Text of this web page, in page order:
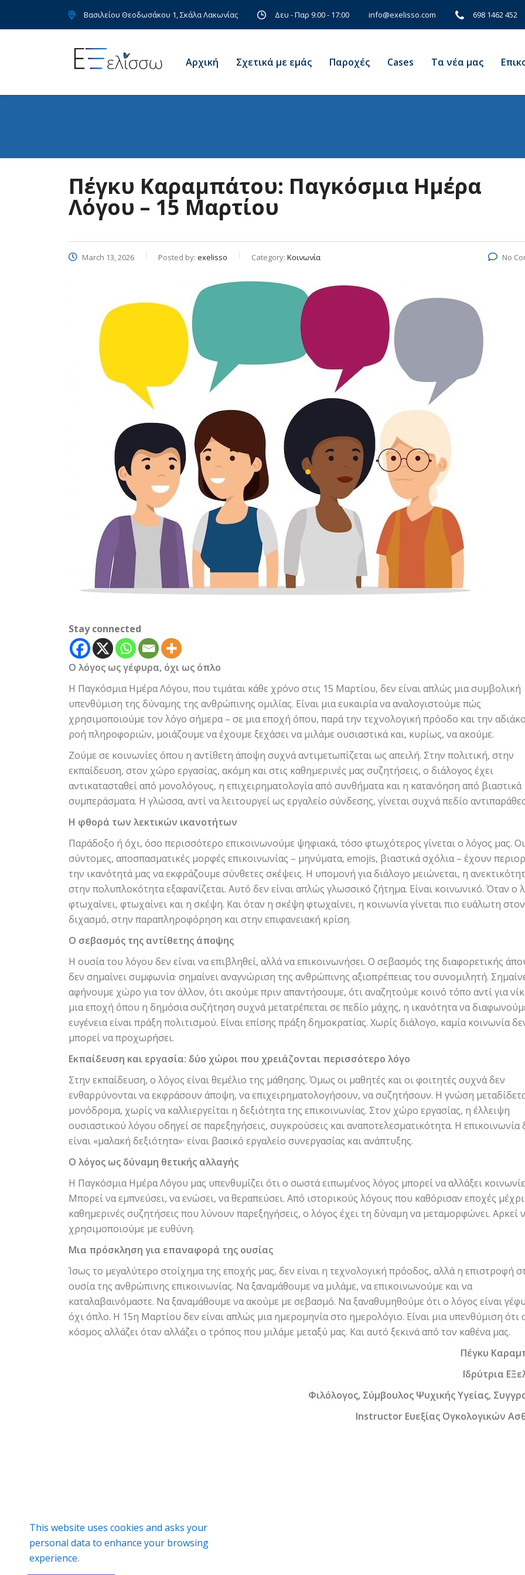
Bασιλείου Θεοδωσάκου 1, Σκάλα Λακωνίας Δευ - Παρ 9:00 - 17:00 info@exelisso.com 698 1462 452
Αρχική Σχετικά με εμάς Παροχές Cases Τα νέα μας
Πέγκυ Καραμπάτου: Παγκόσμια Ημέρα
Λόγου – 15 Μαρτίου
March 13, 2026 Posted by: exelisso Category: Κοινωνία No
Stay connected
Ο λόγος ως γέφυρα, όχι ως όπλο
Η Παγκόσμια Ημέρα Λόγου, που τιμάται κάθε χρόνο στις 15 Μαρτίου, δεν είναι απλώς μια συμβολική
υπενθύμιση της δύναμης της ανθρώπινης ομιλίας. Είναι μια ευκαιρία να αναλογιστούμε πώς
χρησιμοποιούμε τον λόγο σήμερα – σε μια εποχή όπου, παρά την τεχνολογική πρόοδο και την
ροή πληροφοριών, μοιάζουμε να έχουμε ξεχάσει να μιλάμε ουσιαστικά και, κυρίως, να ακούμε.
Ζούμε σε κοινωνίες όπου η αντίθετη άποψη συχνά αντιμετωπίζεται ως απειλή. Στην πολιτική, στην
εκπαίδευση, στον χώρο εργασίας, ακόμη και στις καθημερινές μας συζητήσεις, ο διάλογος έχει
αντικατασταθεί από μονολόγους, η επιχειρηματολογία από συνθήματα και η κατανόηση από βιαστικά
συμπεράσματα. Η γλώσσα, αντί να λειτουργεί ως εργαλείο σύνδεσης, γίνεται συχνά πεδίο
Η φθορά των λεκτικών ικανοτήτων
Παράδοξο ή όχι, όσο περισσότερο επικοινωνούμε ψηφιακά, τόσο φτωχότερος γίνεται ο λόγος μας. Οι
σύντομες, αποσπασματικές μορφές επικοινωνίας – μηνύματα, emojis, βιαστικά σχόλια – έχουν
την ικανότητά μας να εκφράζουμε σύνθετες σκέψεις. Η υπομονή για διάλογο μειώνεται, η
στην πολυπλοκότητα εξαφανίζεται. Αυτό δεν είναι απλώς γλωσσικό ζήτημα. Είναι κοινωνικό. Όταν ο
φτωχαίνει, φτωχαίνει και η σκέψη. Και όταν η σκέψη φτωχαίνει, η κοινωνία γίνεται πιο ευάλωτη στον
διχασμό, στην παραπληροφόρηση και στην επιφανειακή κρίση.
Ο σεβασμός της αντίθετης άποψης
Η ουσία του λόγου δεν είναι να επιβληθεί, αλλά να επικοινωνήσει. Ο σεβασμός της διαφορετικής
δεν σημαίνει συμφωνία· σημαίνει αναγνώριση της ανθρώπινης αξιοπρέπειας του συνομιλητή.
αφήνουμε χώρο για τον άλλον, ότι ακούμε πριν απαντήσουμε, ότι αναζητούμε κοινό τόπο αντί για
μια εποχή όπου η δημόσια συζήτηση συχνά μετατρέπεται σε πεδίο μάχης, η ικανότητα να
ευγένεια είναι πράξη πολιτισμού. Είναι επίσης πράξη δημοκρατίας. Χωρίς διάλογο, καμία κοινωνία
μπορεί να προχωρήσει.
Εκπαίδευση και εργασία: δύο χώροι που χρειάζονται περισσότερο λόγο
Στην εκπαίδευση, ο λόγος είναι θεμέλιο της μάθησης. Όμως οι μαθητές και οι φοιτητές συχνά δεν
ενθαρρύνονται να εκφράσουν άποψη, να επιχειρηματολογήσουν, να συζητήσουν. Η γνώση
μονόδρομα, χωρίς να καλλιεργείται η δεξιότητα της επικοινωνίας. Στον χώρο εργασίας, η έλλειψη
ουσιαστικού λόγου οδηγεί σε παρεξηγήσεις, συγκρούσεις και αναποτελεσματικότητα. Η επικοινωνία
είναι «μαλακή δεξιότητα»· είναι βασικό εργαλείο συνεργασίας και ανάπτυξης.
Ο λόγος ως δύναμη θετικής αλλαγής
Η Παγκόσμια Ημέρα Λόγου μας υπενθυμίζει ότι ο σωστά ειπωμένος λόγος μπορεί να αλλάξει
Μπορεί να εμπνεύσει, να ενώσει, να θεραπεύσει. Από ιστορικούς λόγους που καθόρισαν εποχές μέχρι
καθημερινές συζητήσεις που λύνουν παρεξηγήσεις, ο λόγος έχει τη δύναμη να μεταμορφώνει. Αρκεί
χρησιμοποιούμε με ευθύνη.
Μια πρόσκληση για επαναφορά της ουσίας
Ίσως το μεγαλύτερο στοίχημα της εποχής μας, δεν είναι η τεχνολογική πρόοδος, αλλά η επιστροφή
ουσία της ανθρώπινης επικοινωνίας. Να ξαναμάθουμε να μιλάμε, να επικοινωνούμε και να
καταλαβαινόμαστε. Να ξαναμάθουμε να ακούμε με σεβασμό. Να ξαναθυμηθούμε ότι ο λόγος είναι
όχι όπλο. Η 15η Μαρτίου δεν είναι απλώς μια ημερομηνία στο ημερολόγιο. Είναι μια υπενθύμιση ότι
κόσμος αλλάζει όταν αλλάζει ο τρόπος που μιλάμε μεταξύ μας. Και αυτό ξεκινά από τον καθένα μας.
Πέγκυ Καρα
Ιδρύτρια
Φιλόλογος, Σύμβουλος ΨυχικήςΥγείας, Συγγρ
Instructor Ευεξίας Ογκολογικών
This website uses cookies and asks your
personal data to enhance your browsing
experience.